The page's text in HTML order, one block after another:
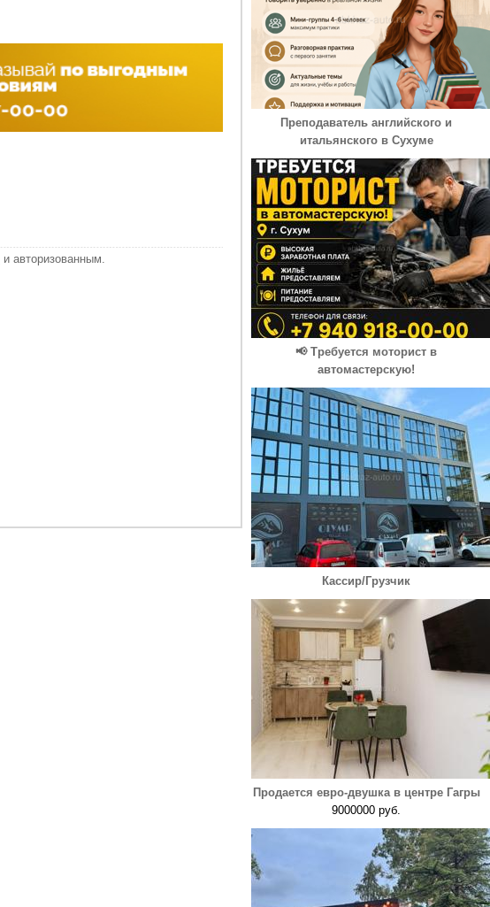
и авторизованным.
Преподаватель английского и
итальянского в Сухуме
📢 Требуется моторист в
автомастерскую!
Кассир/Грузчик
Продается евро-двушка в центре Гагры
9000000 руб.